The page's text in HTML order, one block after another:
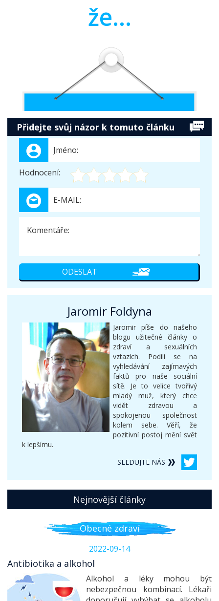
že...
Přidejte svůj názor k tomuto článku
Hodnocení:
Jaromir Foldyna
Jaromir píše do našeho
blogu užitečné články o
zdraví a sexuálních
vztazích. Podílí se na
vyhledávání zajímavých
faktů pro naše sociální
sítě. Je to velice tvořivý
mladý muž, který chce
vidět zdravou a
spokojenou společnost
kolem sebe. Věří, že
pozitivní postoj mění svět
k lepšímu.
SLEDUJTE NÁS
Nejnovější články
Obecné zdraví
2022-09-14
Antibiotika a alkohol
Alkohol a léky mohou být
nebezpečnou kombinací. Lékaři